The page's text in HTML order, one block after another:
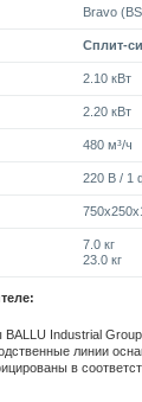
Bravo
Сплит-
2.10 кВт
2.20 кВт
480 м³/ч
220 В / 1
7.0 кг
23.0 кг
BALLU Industrial
линии
в